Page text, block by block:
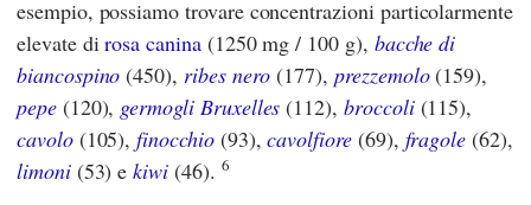
esempio, possiamo trovare concentrazioni particolarmente
elevate dirosa canina(1250 mg / 100 g), bacche di
biancospino (450), ribes nero (177),prezzemolo(159),
pepe(120), germogli Bruxelles (112), broccoli(115),
cavolo(105),finocchio(93),cavolfiore(69), fragole (62),
limoni(53) ekiwi (46). 6